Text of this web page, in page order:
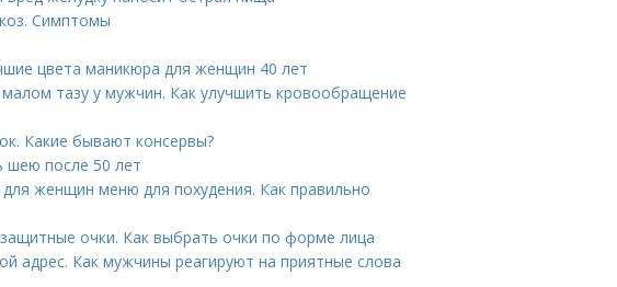
Симптомы
цвета маникюра для женщин 40 лет
тазу у мужчин. Как улучшить кровообращение
Какие бывают консервы?
шею после 50 лет
женщин меню для похудения. Как правильно
очки. Как выбрать очки по форме лица
адрес. Как мужчины реагируют на приятные слова